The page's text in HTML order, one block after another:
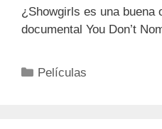
¿Showgirls es una buena
documental You Don’t
Categorías
Películas